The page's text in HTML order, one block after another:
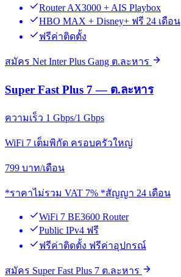
Router AX3000 + AIS Playbox
HBO MAX + Disney+ ฟรี 24 เดือน
ฟรีค่าติดตั้ง
สมัคร Net Inter Plus Gang ต.ละหาร
Super Fast Plus 7 — ต.ละหาร
ความเร็ว 1 Gbps/1 Gbps
WiFi 7 เต็มพิกัด ครอบครัวใหญ่
799 บาท/เดือน
*ราคาไม่รวม VAT 7% *สัญญา 24 เดือน
WiFi 7 BE3600 Router
Public IPv4 ฟรี
ฟรีค่าติดตั้ง ฟรีค่าอุปกรณ์
สมัคร Super Fast Plus 7 ต.ละหาร